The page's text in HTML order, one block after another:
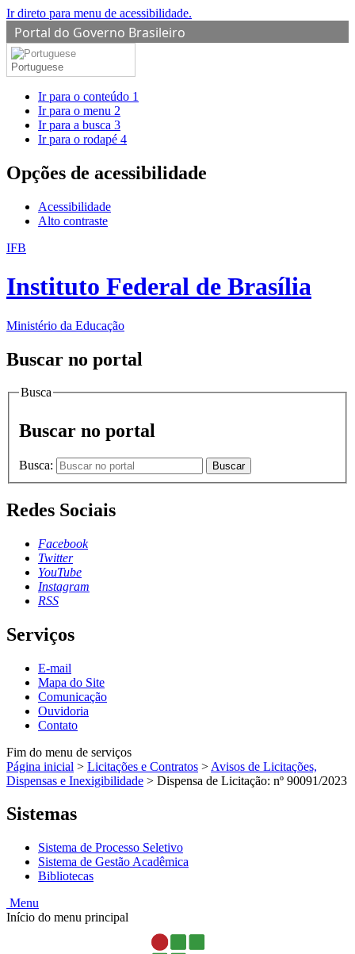
Ir direto para menu de acessibilidade.
Portal do Governo Brasileiro
Portuguese
Ir para o conteúdo 1
Ir para o menu 2
Ir para a busca 3
Ir para o rodapé 4
Opções de acessibilidade
Acessibilidade
Alto contraste
IFB
Instituto Federal de Brasília
Ministério da Educação
Buscar no portal
Busca
Buscar no portal
Busca: Buscar
Redes Sociais
Facebook
Twitter
YouTube
Instagram
RSS
Serviços
E-mail
Mapa do Site
Comunicação
Ouvidoria
Contato
Fim do menu de serviços
Página inicial > Licitações e Contratos > Avisos de Licitações,
Dispensas e Inexigibilidade > Dispensa de Licitação: nº 90091/2023
Sistemas
Sistema de Processo Seletivo
Sistema de Gestão Acadêmica
Bibliotecas
Menu
Início do menu principal